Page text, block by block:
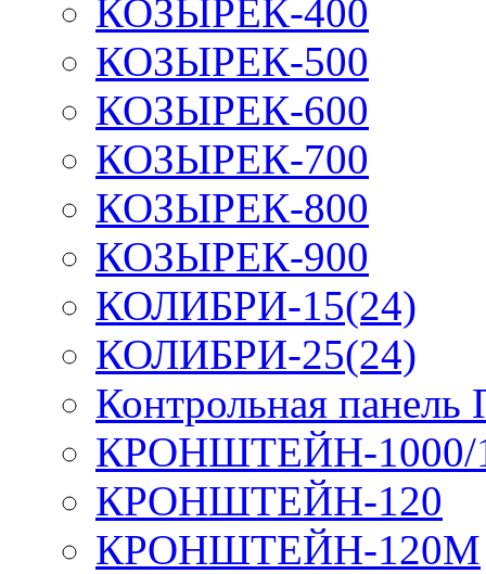
КОЗЫРЕК-400
КОЗЫРЕК-500
КОЗЫРЕК-600
КОЗЫРЕК-700
КОЗЫРЕК-800
КОЗЫРЕК-900
КОЛИБРИ-15(24)
КОЛИБРИ-25(24)
Контрольная
КРОНШТЕЙН-1000/
КРОНШТЕЙН-120
КРОНШТЕЙН-120М